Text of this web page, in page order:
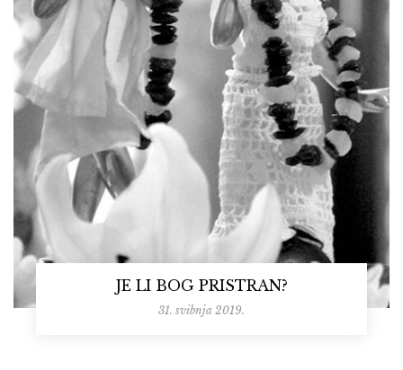
JE LI BOG PRISTRAN?
31. svibnja 2019.